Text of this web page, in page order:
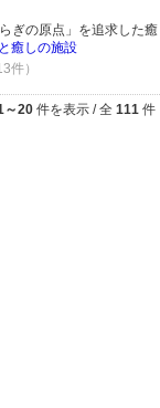
ぎの原点」を追求した
癒しの施設
件）
～20 件を表示 / 全 111 件